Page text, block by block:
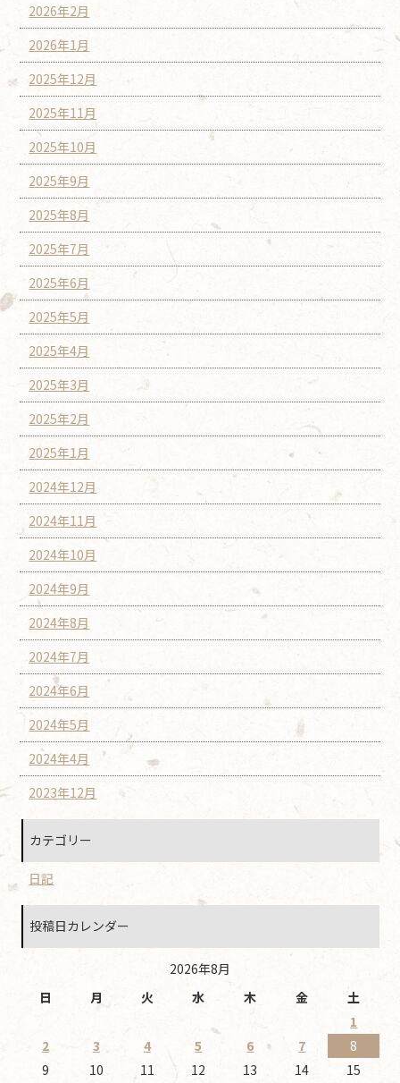
2026年2月
2026年1月
2025年12月
2025年11月
2025年10月
2025年9月
2025年8月
2025年7月
2025年6月
2025年5月
2025年4月
2025年3月
2025年2月
2025年1月
2024年12月
2024年11月
2024年10月
2024年9月
2024年8月
2024年7月
2024年6月
2024年5月
2024年4月
2023年12月
カテゴリー
日記
投稿日カレンダー
2026年8月
日
月 火 水 木 金
土
1
2
3 4 5 6 7
8
9
10 11 12 13 14 15